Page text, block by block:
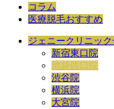
コラム
医療脱毛おすすめ
ジェニークリニック
新宿東口院
池袋西口院
渋谷院
横浜院
大宮院